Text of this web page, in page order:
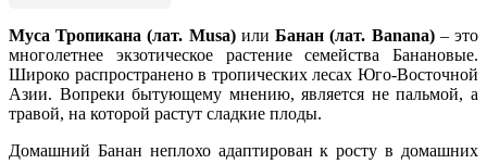
Муса Тропикана (лат. Musa)илиБанан (лат. Banana)– это
многолетнее экзотическое растение семейства Банановые.
Широко распространено в тропических лесах Юго-Восточной
Азии. Вопреки бытующему мнению, является не пальмой, а
травой, на которой растут сладкие плоды.
Домашний Банан неплохо адаптирован к росту в домашних